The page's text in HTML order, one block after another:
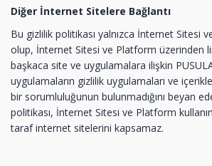
Diğer İnternet Sitelere Bağlantı
Bu gizlilik politikası yalnızca İnternet Sitesi
olup, İnternet Sitesi ve Platform üzerinden
başkaca site ve uygulamalara ilişkin
uygulamaların gizlilik uygulamaları ve
bir sorumluluğunun bulunmadığını beyan
politikası, İnternet Sitesi ve Platform
taraf internet sitelerini kapsamaz.